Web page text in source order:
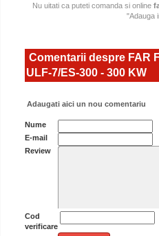
Nu uitati ca puteti comanda si online
"Adauga
Comentarii despre FAR
ULF-7/ES-300 - 300 KW
Adaugati aici un nou comentariu
Nume
E-mail
Review
Cod
verificare